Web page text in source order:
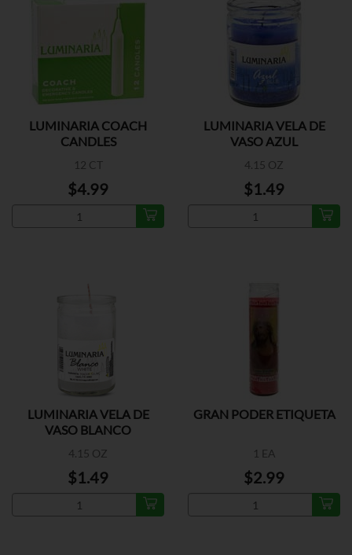
LUMINARIA COACH
CANDLES
12 CT
$4.99
LUMINARIA VELA DE
VASO AZUL
4.15 OZ
$1.49
LUMINARIA VELA DE
VASO BLANCO
4.15 OZ
$1.49
GRAN PODER ETIQUETA
1 EA
$2.99